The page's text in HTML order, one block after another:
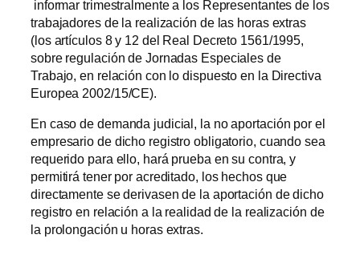
informar trimestralmente a los Representantes de los
trabajadores de la realización de las horas extras
(los artículos 8 y 12 del Real Decreto 1561/1995,
sobre regulación de Jornadas Especiales de
Trabajo, en relación con lo dispuesto en la Directiva
Europea 2002/15/CE).
En caso de demanda judicial, la no aportación por el
empresario de dicho registro obligatorio, cuando sea
requerido para ello, hará prueba en su contra, y
permitirá tener por acreditado, los hechos que
directamente se derivasen de la aportación de dicho
registro en relación a la realidad de la realización de
la prolongación u horas extras.